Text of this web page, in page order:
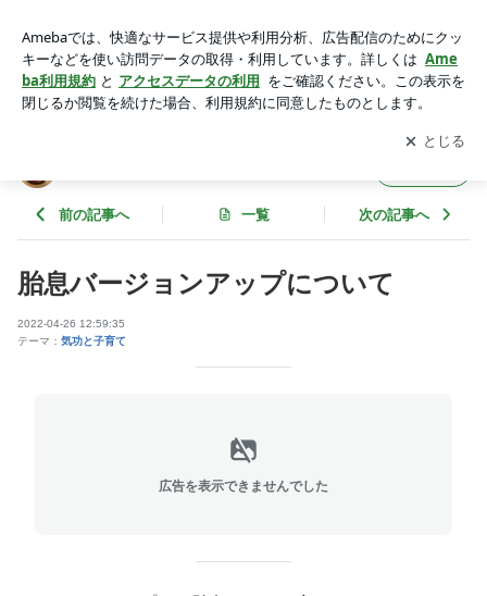
アプリをダウンロードして ブログの更新通知
を受け取りまし
ょう。
開く
前の記事へ 一覧 次の記事へ
胎息バージョンアップについて
2022-04-26 12:59:35
テーマ： 気功と子育て
広告を表示できませんでした